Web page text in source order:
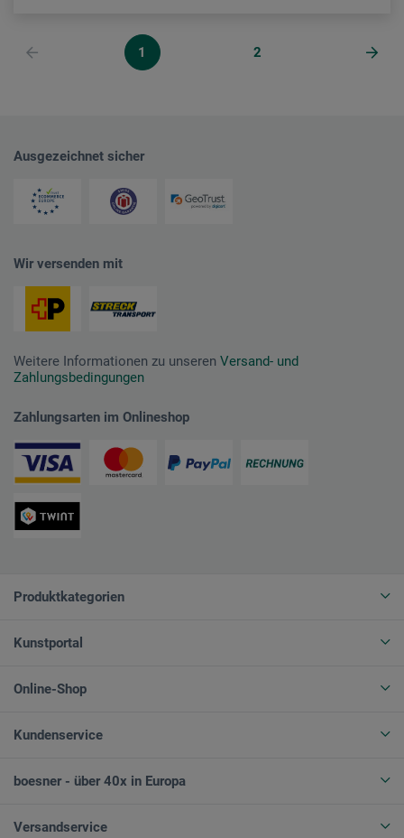
1 2
Ausgezeichnet sicher
Wir versenden mit
Weitere Informationen zu unseren Versand- und
Zahlungsbedingungen
Zahlungsarten im Onlineshop
Produktkategorien
Kunstportal
Online-Shop
Kundenservice
boesner - über 40x in Europa
Versandservice